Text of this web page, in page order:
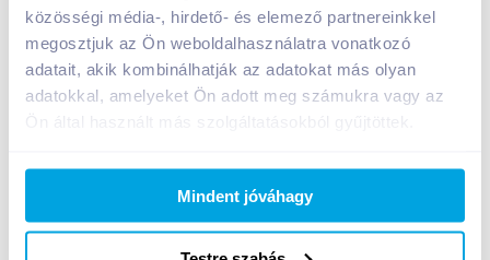
közösségi média-, hirdető- és elemező partnereinkkel
megosztjuk az Ön weboldalhasználatra vonatkozó
adatait, akik kombinálhatják az adatokat más olyan
adatokkal, amelyeket Ön adott meg számukra vagy az
Ön által használt más szolgáltatásokból gyűjtöttek.
Mindent jóváhagy
299Ft /db
Egységár: 5 863Ft /kg
Nettó eladási ár: 253Ft /db(18 % áfa)
1 karton = 25 db
+1 karton a kosárba